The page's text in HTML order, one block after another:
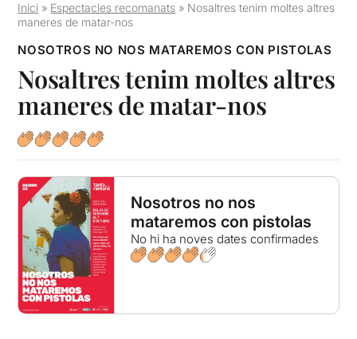
Inici » Espectacles recomanats » Nosaltres tenim moltes altres
maneres de matar-nos
NOSOTROS NO NOS MATAREMOS CON PISTOLAS
Nosaltres tenim moltes altres
maneres de matar-nos
Nosotros no nos
mataremos con pistolas
No hi ha noves dates confirmades